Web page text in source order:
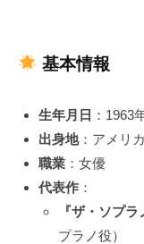
基本情報
生年月日 ：1963
出身地：アメリ
職業：女優
代表作：
『ザ・ソプ
プラノ役）